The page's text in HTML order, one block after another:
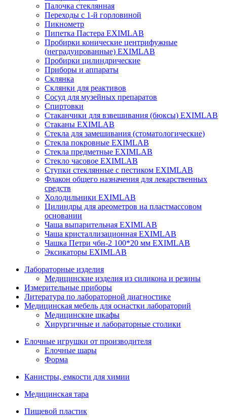
Палочка стеклянная
Переходы с 1-й горловиной
Пикнометр
Пипетка Пастера EXIMLAB
Пробирки конические центрифужные
(неградуированные) EXIMLAB
Пробирки цилиндрические
Приборы и аппараты
Склянка
Склянки для реактивов
Сосуд для музейных препаратов
Спиртовки
Стаканчики для взвешивания (бюксы) EXIMLAB
Стаканы EXIMLAB
Стекла для замешивания (стоматологические)
Стекла покровные EXIMLAB
Стекла предметные EXIMLAB
Стекло часовое EXIMLAB
Ступки стеклянные с пестиком EXIMLAB
Флакон общего назначения для лекарственных
средств
Холодильники EXIMLAB
Цилиндры для ареометров на пластмассовом
основании
Чаша выпарительная EXIMLAB
Чаша кристаллизационная EXIMLAB
Чашка Петри чбн-2 100*20 мм EXIMLAB
Эксикаторы EXIMLAB
Лабораторные изделия
Медицинские изделия из силикона и резины
Измерительные приборы
Литература по лабораторной диагностике
Медицинская мебель для оснастки лабораторий
Медицинские шкафы
Хирургичные и лабораторные столики
Елочные игрушки от производителя
Елочные шары
Форма
Канистры, емкости для химии
Медицинская тара
Пищевой пластик